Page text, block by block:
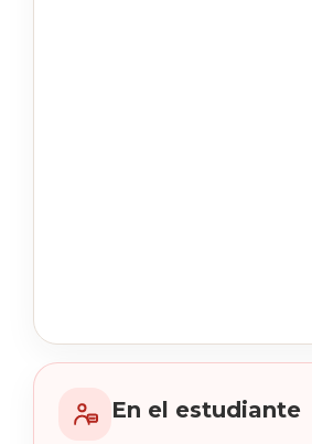
En el estudiante